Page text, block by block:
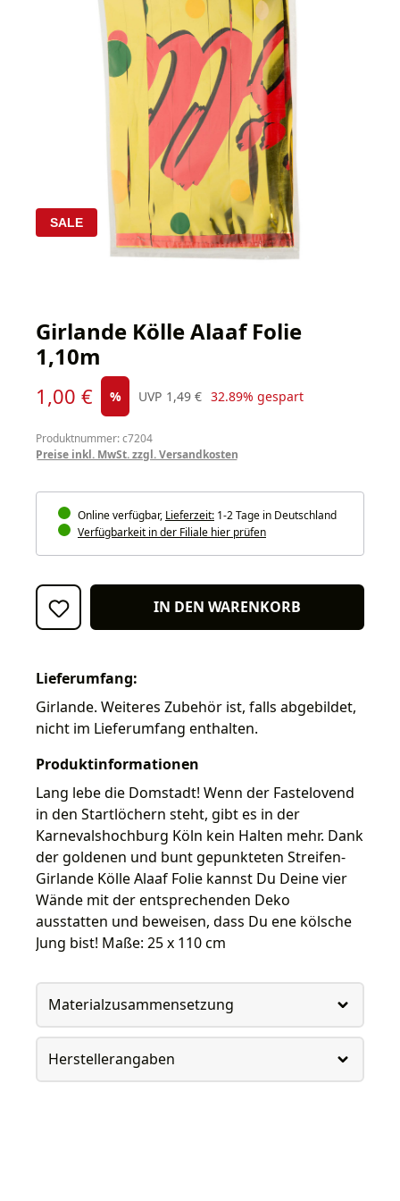
SALE
Girlande Kölle Alaaf Folie
1,10m
Verkaufspreis:
1,00 € % UVP
Regulärer Preis:
1,49 € 32.89% gespart
Produktnummer: c7204
Preise inkl. MwSt. zzgl. Versandkosten
Online verfügbar, Lieferzeit: 1-2 Tage in Deutschland
Verfügbarkeit in der Filiale hier prüfen
IN DEN WARENKORB
Lieferumfang:
Girlande. Weiteres Zubehör ist, falls abgebildet,
nicht im Lieferumfang enthalten.
Produktinformationen
Lang lebe die Domstadt! Wenn der Fastelovend
in den Startlöchern steht, gibt es in der
Karnevalshochburg Köln kein Halten mehr. Dank
der goldenen und bunt gepunkteten Streifen-
Girlande Kölle Alaaf Folie kannst Du Deine vier
Wände mit der entsprechenden Deko
ausstatten und beweisen, dass Du ene kölsche
Jung bist! Maße: 25 x 110 cm
Materialzusammensetzung
Herstellerangaben